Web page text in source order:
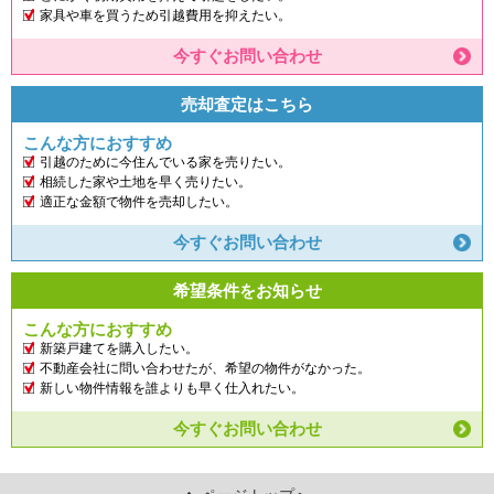
家具や車を買うため引越費用を抑えたい。
今すぐお問い合わせ
売却査定はこちら
こんな方におすすめ
引越のために今住んでいる家を売りたい。
相続した家や土地を早く売りたい。
適正な金額で物件を売却したい。
今すぐお問い合わせ
希望条件をお知らせ
こんな方におすすめ
新築戸建てを購入したい。
不動産会社に問い合わせたが、希望の物件がなかった。
新しい物件情報を誰よりも早く仕入れたい。
今すぐお問い合わせ